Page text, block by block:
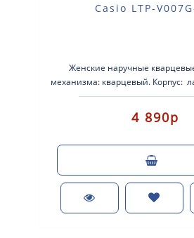
Casio LTP-
Женские наручные
механизма: кварцевый. Корпус:
IP покрытием. Бра..
4 890р